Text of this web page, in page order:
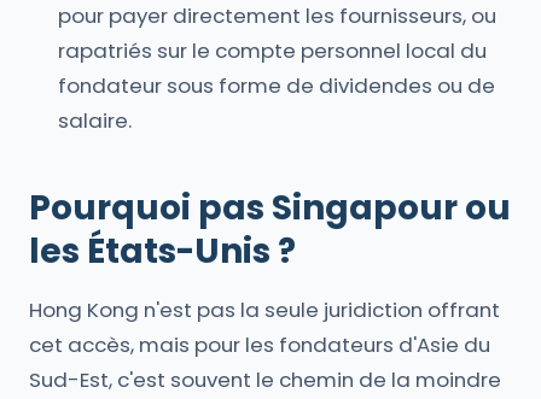
pour payer directement les fournisseurs, ou
rapatriés sur le compte personnel local du
fondateur sous forme de dividendes ou de
salaire.
Pourquoi pas Singapour ou
les États-Unis ?
Hong Kong n'est pas la seule juridiction offrant
cet accès, mais pour les fondateurs d'Asie du
Sud-Est, c'est souvent le chemin de la moindre